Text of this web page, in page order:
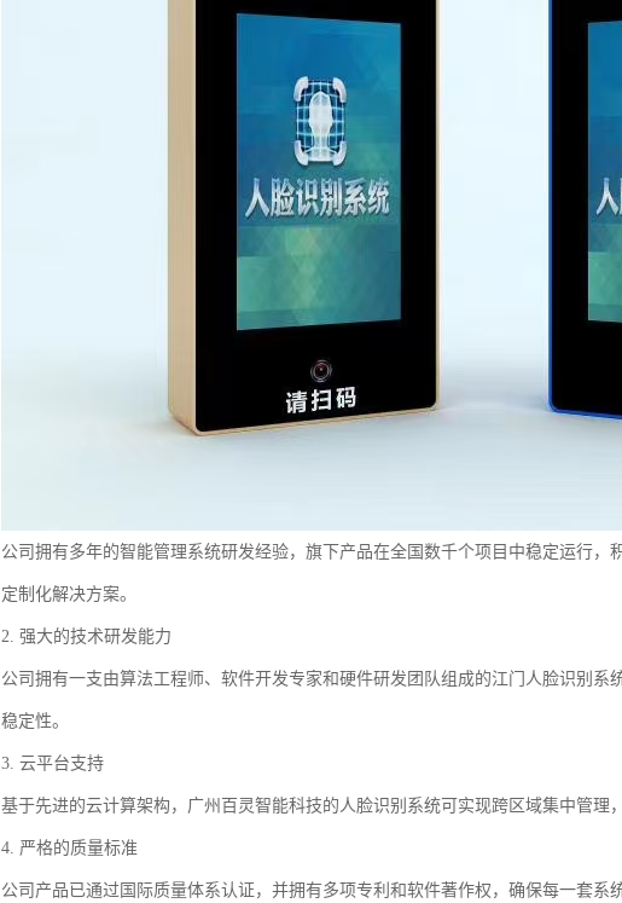
公司拥有多年的智能管理系统研发经验，旗下产品在全国数千个项目中稳定运行
定制化解决方案。
2. 强大的技术研发能力
公司拥有一支由算法工程师、软件开发专家和硬件研发团队组成的江门人脸识别系
稳定性。
3. 云平台支持
基于先进的云计算架构，广州百灵智能科技的人脸识别系统可实现跨区域集中管理
4. 严格的质量标准
公司产品已通过国际质量体系认证，并拥有多项专利和软件著作权，确保每一套系